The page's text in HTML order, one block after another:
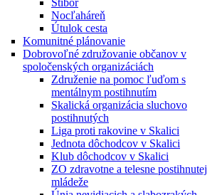
Štíbor
Nocľaháreň
Útulok cesta
Komunitné plánovanie
Dobrovoľné združovanie občanov v
spoločenských organizáciách
Združenie na pomoc ľuďom s
mentálnym postihnutím
Skalická organizácia sluchovo
postihnutých
Liga proti rakovine v Skalici
Jednota dôchodcov v Skalici
Klub dôchodcov v Skalici
ZO zdravotne a telesne postihnutej
mládeže